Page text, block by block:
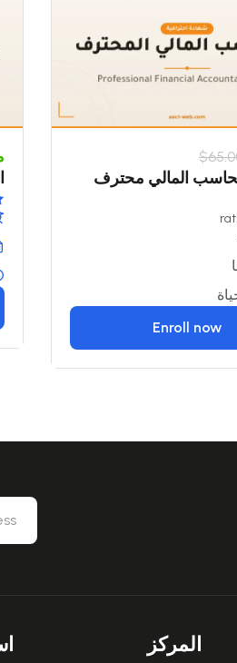
من التعليم والتدريب المستمر، لذلك
المتخصصين، مع التركيز على
المحلي والدولي.
في العالم العربي، ورسالتنا تمكين
لمستقبل مهني ناجح.
تمكين المتدربين من امتلاك أدوات
المالي محترف
Enroll now
المركز